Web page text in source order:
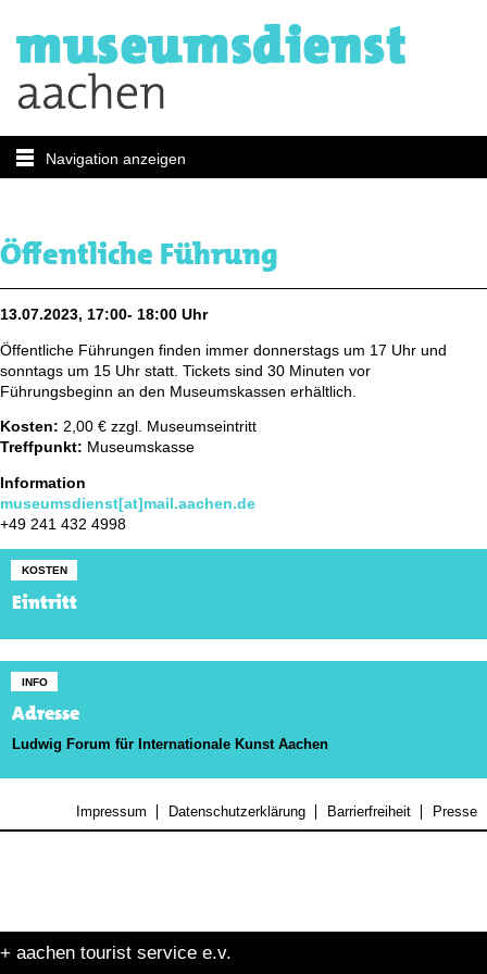
Navigation anzeigen
Öffentliche Führung
13.07.2023, 17:00- 18:00 Uhr
Öffentliche Führungen finden immer donnerstags um 17 Uhr und
sonntags um 15 Uhr statt. Tickets sind 30 Minuten vor
Führungsbeginn an den Museumskassen erhältlich.
Kosten: 2,00 € zzgl. Museumseintritt
Treffpunkt: Museumskasse
Information
museumsdienst[at]mail.aachen.de
+49 241 432 4998
KOSTEN
Eintritt
INFO
Adresse
Ludwig Forum für Internationale Kunst Aachen
Impressum Datenschutzerklärung Barrierfreiheit Presse
+ aachen tourist service e.v.